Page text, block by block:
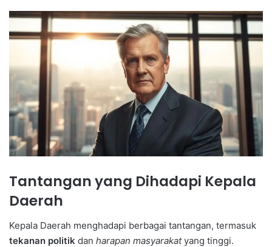
Tantangan yang Dihadapi Kepala
Daerah
Kepala Daerah menghadapi berbagai tantangan, termasuk
tekanan politik dan harapan masyarakatyang tinggi.